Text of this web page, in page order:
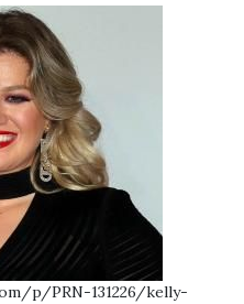
p/PRN-131226/kelly-